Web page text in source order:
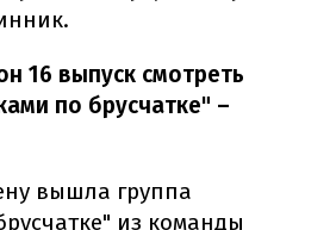
16 выпуск смотреть
по брусчатке" –
вышла группа
из команды